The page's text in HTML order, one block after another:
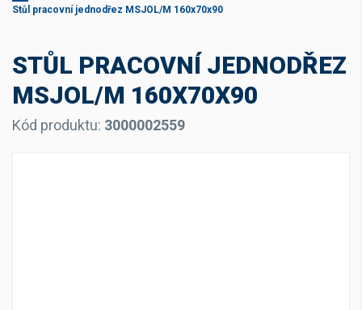
Stůl pracovní jednodřez MSJOL/M 160x70x90
STŮL PRACOVNÍ JEDNODŘEZ
MSJOL/M 160X70X90
Kód produktu: 3000002559